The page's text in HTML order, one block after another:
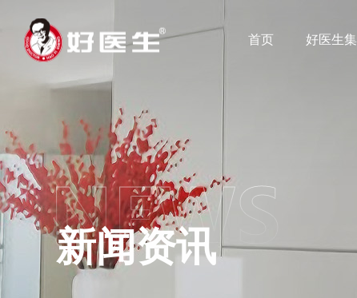
首页 好医生
新闻资讯